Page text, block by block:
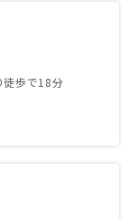
徒歩で18分